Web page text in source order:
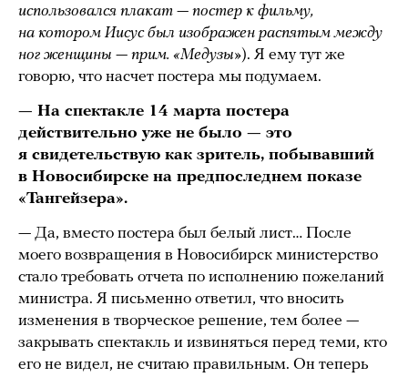
использовался плакат — постер к фильму,
на котором Иисус был изображен распятым между
ног женщины — прим. «Медузы»). Я ему тут же
говорю, что насчет постера мы подумаем.
— На спектакле 14 марта постера
действительно уже не было — это
я свидетельствую как зритель, побывавший
в Новосибирске на предпоследнем показе
«Тангейзера».
— Да, вместо постера был белый лист… После
моего возвращения в Новосибирск министерство
стало требовать отчета по исполнению пожеланий
министра. Я письменно ответил, что вносить
изменения в творческое решение, тем более —
закрывать спектакль и извиняться перед теми, кто
его не видел, не считаю правильным. Он теперь